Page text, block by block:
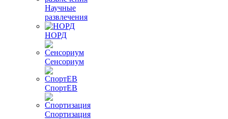
Научные
развлечения
НОРД
Сенсориум
СпортЕВ
Спортизация